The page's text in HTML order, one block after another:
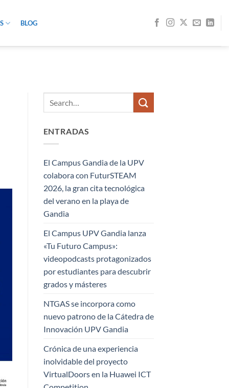
BLOG
ENTRADAS
El Campus Gandia de la UPV
colabora con FuturSTEAM
2026, la gran cita tecnológica
del verano en la playa de
Gandia
El Campus UPV Gandia lanza
«Tu Futuro Campus»:
videopodcasts protagonizados
por estudiantes para descubrir
grados y másteres
NTGAS se incorpora como
nuevo patrono de la Cátedra de
Innovación UPV Gandia
Crónica de una experiencia
inolvidable del proyecto
VirtualDoors en la Huawei ICT